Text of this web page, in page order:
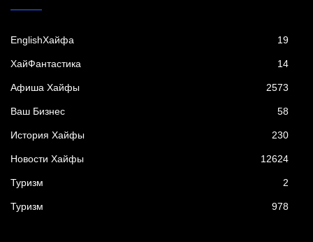
EnglishХайфа 19
XайФантастика 14
Афиша Хайфы 2573
Ваш Бизнес 58
История Хайфы 230
Новости Хайфы 12624
Туризм 2
Туризм 978